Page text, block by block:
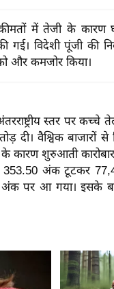
में तेजी के कारण
गई। विदेशी पूंजी की
और कमजोर किया।
स्तर पर कच्चे
दी। वैश्विक बाजारों
के कारण शुरुआती
353.50 अंक टूटकर
अंक पर आ गया। इसके